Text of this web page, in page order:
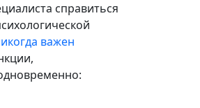
справиться
важен